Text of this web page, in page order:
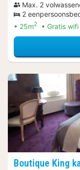
Max. 2
2
25m2 Gratis wifi
Boutique King